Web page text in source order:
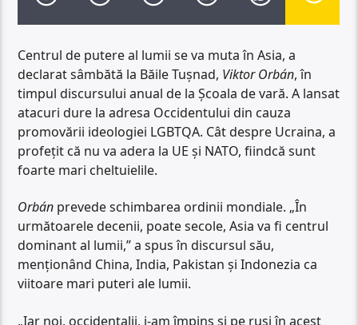
Centrul de putere al lumii se va muta în Asia, a
declarat sâmbătă la Băile Tușnad, Viktor Orbán, în
timpul discursului anual de la Școala de vară. A lansat
atacuri dure la adresa Occidentului din cauza
promovării ideologiei LGBTQA. Cât despre Ucraina, a
profețit că nu va adera la UE și NATO, fiindcă sunt
foarte mari cheltuielile.
Orbán prevede schimbarea ordinii mondiale. „În
următoarele decenii, poate secole, Asia va fi centrul
dominant al lumii,” a spus în discursul său,
menţionând China, India, Pakistan şi Indonezia ca
viitoare mari puteri ale lumii.
„Iar noi, occidentalii, i-am împins şi pe ruşi în acest